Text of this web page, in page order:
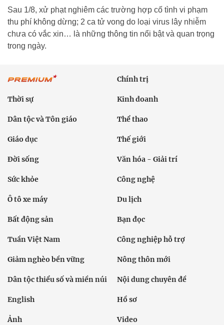
Sau 1/8, xử phạt nghiêm các trường hợp cố tình vi phạm
thu phí không dừng; 2 ca tử vong do loại virus lây nhiễm
chưa có vắc xin… là những thông tin nổi bật và quan trọng
trong ngày.
Chính trị
Thời sự Kinh doanh
Dân tộc và Tôn giáo Thể thao
Giáo dục Thế giới
Đời sống Văn hóa - Giải trí
Sức khỏe Công nghệ
Ô tô xe máy Du lịch
Bất động sản Bạn đọc
Tuần Việt Nam Công nghiệp hỗ trợ
Giảm nghèo bền vững Nông thôn mới
Dân tộc thiểu số và miền núi Nội dung chuyên đề
English Hồ sơ
Ảnh Video